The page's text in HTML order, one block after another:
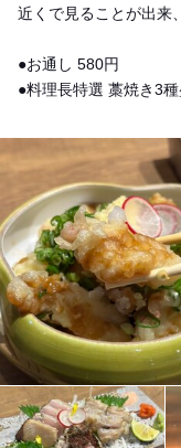
近くで見ることが出来
●お通し 580円
●料理長特選 藁焼き3